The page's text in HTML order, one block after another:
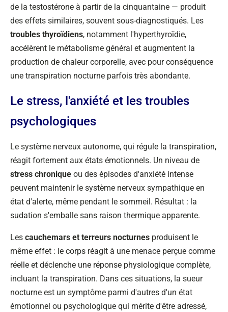
de la testostérone à partir de la cinquantaine — produit
des effets similaires, souvent sous-diagnostiqués. Les
troubles thyroïdiens, notamment l'hyperthyroïdie,
accélèrent le métabolisme général et augmentent la
production de chaleur corporelle, avec pour conséquence
une transpiration nocturne parfois très abondante.
Le stress, l'anxiété et les troubles
psychologiques
Le système nerveux autonome, qui régule la transpiration,
réagit fortement aux états émotionnels. Un niveau de
stress chronique ou des épisodes d'anxiété intense
peuvent maintenir le système nerveux sympathique en
état d'alerte, même pendant le sommeil. Résultat : la
sudation s'emballe sans raison thermique apparente.
Les cauchemars et terreurs nocturnes produisent le
même effet : le corps réagit à une menace perçue comme
réelle et déclenche une réponse physiologique complète,
incluant la transpiration. Dans ces situations, la sueur
nocturne est un symptôme parmi d'autres d'un état
émotionnel ou psychologique qui mérite d'être adressé,